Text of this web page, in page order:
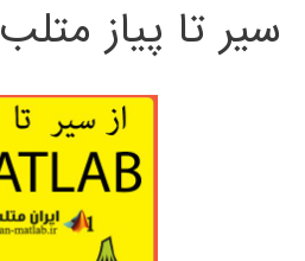
سیر تا پیاز متلب MATLAB